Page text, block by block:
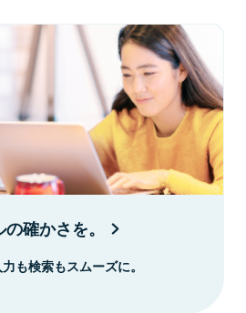
確かさを。
も検索もスムーズに。